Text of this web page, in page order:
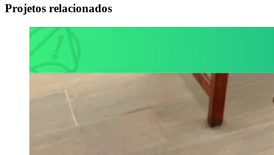
Projetos relacionados